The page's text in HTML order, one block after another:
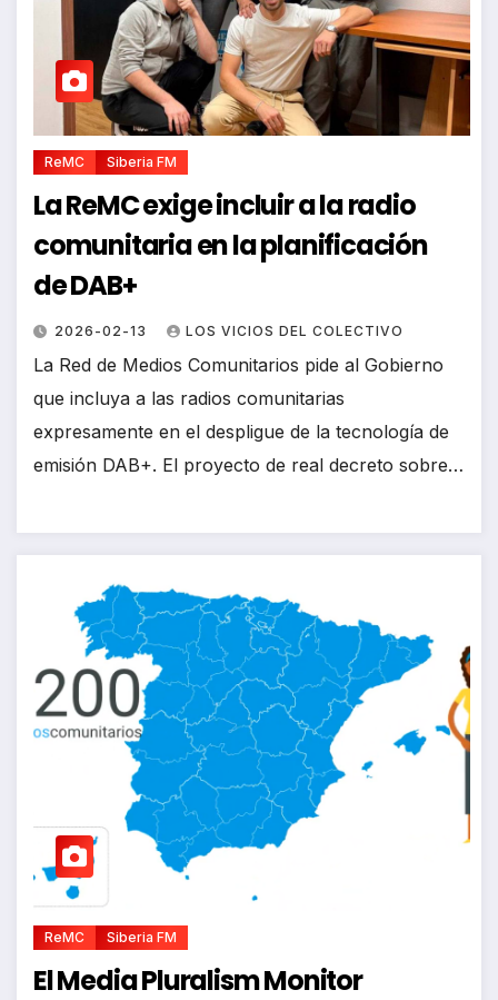
ReMC Siberia FM
La ReMC exige incluir a la radio
comunitaria en la planificación
de DAB+
2026-02-13 LOS VICIOS DEL COLECTIVO
La Red de Medios Comunitarios pide al Gobierno
que incluya a las radios comunitarias
expresamente en el despligue de la tecnología de
emisión DAB+. El proyecto de real decreto sobre…
ReMC Siberia FM
El Media Pluralism Monitor